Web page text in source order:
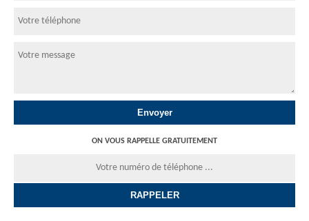
ON VOUS RAPPELLE GRATUITEMENT